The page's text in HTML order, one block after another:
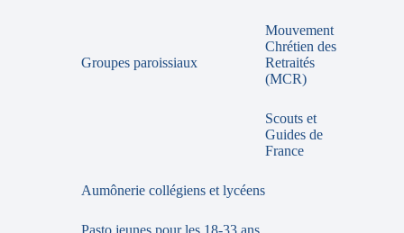
Groupes paroissiaux
Mouvement
Chrétien des
Retraités
(MCR)
Scouts et
Guides de
France
Aumônerie collégiens et lycéens